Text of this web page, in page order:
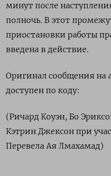
минут после
полночь. В этот
приостановки работы
введена в действие.
Оригинал сообщения на
доступен по коду:
(Ричард Коуэн, Бо
Кэтрин Джексон при
Перевела Ая Лмахамад)